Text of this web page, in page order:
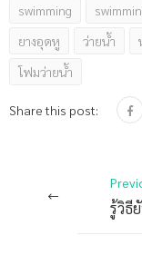
swimming
ยางอุดหู
ว่ายน้ำ
โฟมว่ายน้ำ
Share this post: